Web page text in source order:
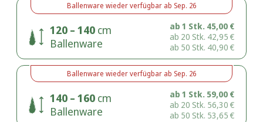
Ballenware wieder verfügbar ab Sep. 26
120 – 140 cm
Ballenware
ab 1 Stk. 45,00 €
ab 20 Stk. 42,95 €
ab 50 Stk. 40,90 €
Ballenware wieder verfügbar ab Sep. 26
140 – 160 cm
Ballenware
ab 1 Stk. 59,00 €
ab 20 Stk. 56,30 €
ab 50 Stk. 53,65 €